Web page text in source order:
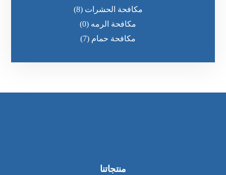
مكافحة الحشرات (8)
مكافحة الرمه (0)
مكافحة حمام (7)
منتجاتنا